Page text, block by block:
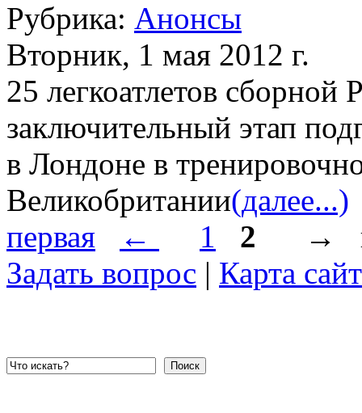
Рубрика: Анонсы
Вторник, 1 мая 2012 г.
25 легкоатлетов сборной
заключительный этап
в Лондоне в
Великобритании(далее...)
первая
← 1 2 →
Задать вопрос | Карта
Поиск